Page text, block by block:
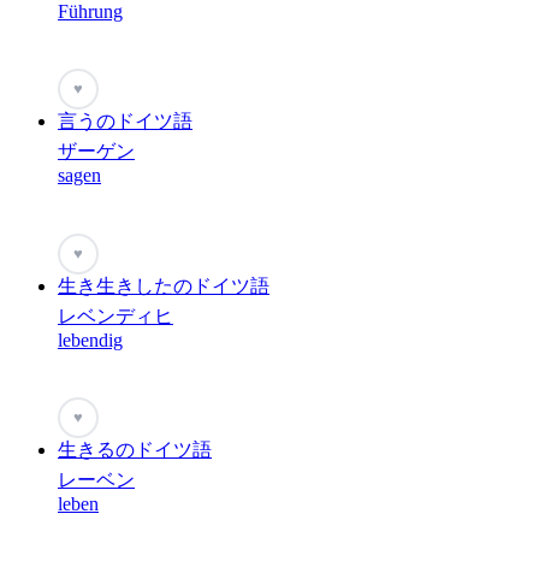
Führung
♥
言うのドイツ語
ザーゲン
sagen
♥
生き生きしたのドイツ語
レベンディヒ
lebendig
♥
生きるのドイツ語
レーベン
leben